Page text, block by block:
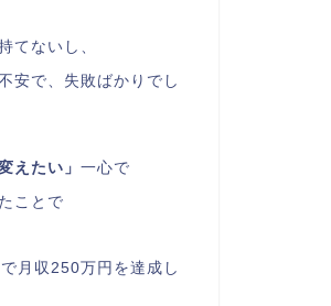
てないし、
安で、失敗ばかりでし
えたい」 一心で
ことで
月収250万円を達成し